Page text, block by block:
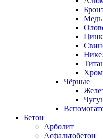
Медь
Цинк
Хром
Чёрные
Бетон
Арболит
Асфальтобетон